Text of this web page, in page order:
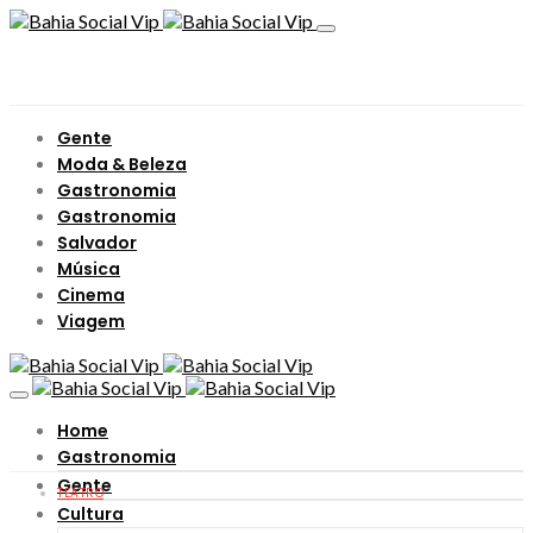
Gente
Moda & Beleza
Gastronomia
Gastronomia
Salvador
Música
Cinema
Viagem
Home
Gastronomia
Gente
Cultura
TEATRO